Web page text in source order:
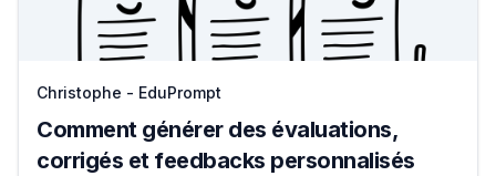
Christophe - EduPrompt
Comment générer des évaluations,
corrigés et feedbacks personnalisés